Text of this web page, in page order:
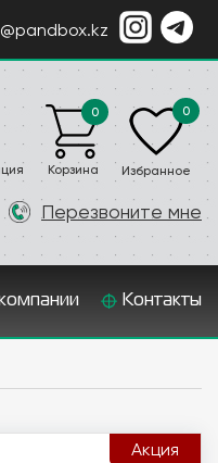
Корзина
0
Избранное
0
Перезвоните мне
Контакты
Акция